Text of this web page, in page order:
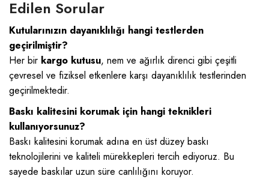
Edilen Sorular
Kutularınızın dayanıklılığı hangi testlerden
geçirilmiştir?
Her bir kargo kutusu, nem ve ağırlık direnci gibi çeşitli
çevresel ve fiziksel etkenlere karşı dayanıklılık testlerinden
geçirilmektedir.
Baskı kalitesini korumak için hangi teknikleri
kullanıyorsunuz?
Baskı kalitesini korumak adına en üst düzey baskı
teknolojilerini ve kaliteli mürekkepleri tercih ediyoruz. Bu
sayede baskılar uzun süre canlılığını koruyor.